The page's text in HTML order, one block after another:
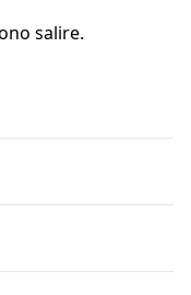
salire.